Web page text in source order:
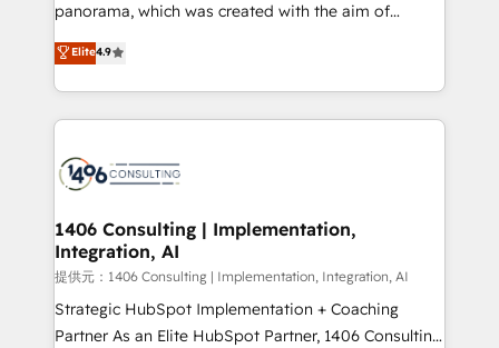
panorama, which was created with the aim of
putting Customer Experience at the center by
creating digital environments capable of integrating
people, processes and data. We offer the best
digital solutions on the market, ranging from CRM
marketing automation to online and offline sales
allowing companies to optimize processes and meet
the needs of the customer. We are part of Impresoft
Group, a group of specialized and complementary
companies that divide their offer into 4
Competence Centers: Smart Manufacturing,
Elite4.9
1406 Consulting | Implementation,
Integration, AI
提供元：1406 Consulting | Implementation, Integration, AI
Strategic HubSpot Implementation + Coaching
Partner As an Elite HubSpot Partner, 1406 Consulting